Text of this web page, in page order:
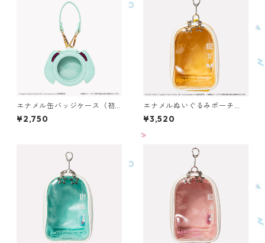
エナメル缶バッジケース（初
音ミク） OECC-PC-HM
¥2,750
エナメルぬいぐるみポーチ
（鏡音リン） OENPC-PC-K
R
¥3,520